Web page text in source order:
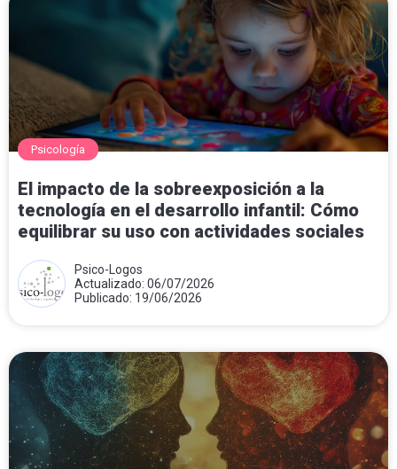
Psicología
El impacto de la sobreexposición a la
tecnología en el desarrollo infantil: Cómo
equilibrar su uso con actividades sociales
Psico-Logos
Actualizado: 06/07/2026
Publicado: 19/06/2026